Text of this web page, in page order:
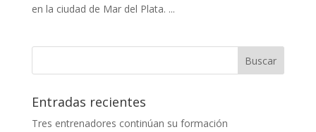
en la ciudad de Mar del Plata. ...
Entradas recientes
Tres entrenadores continúan su formación